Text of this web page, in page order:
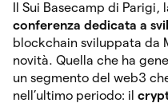
Il Sui Basecamp di
conferenza dedicata a
blockchain sviluppata da
novità. Quella che ha
un segmento del web3
nell’ultimo periodo: il